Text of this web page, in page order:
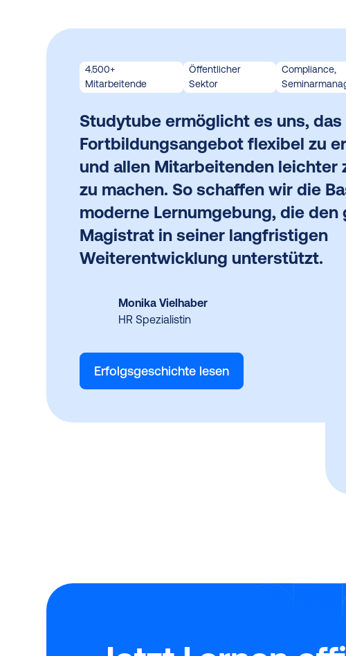
4.500+
Mitarbeitende
Öffentlicher
Sektor
Compliance,
Studytube ermöglicht es uns, das
Fortbildungsangebot flexibel zu
und allen Mitarbeitenden leichter
zu machen. So schaffen wir die
moderne Lernumgebung, die den
Magistrat in seiner langfristigen
Weiterentwicklung unterstützt.
Monika Vielhaber
HR Spezialistin
Erfolgsgeschichte lesen